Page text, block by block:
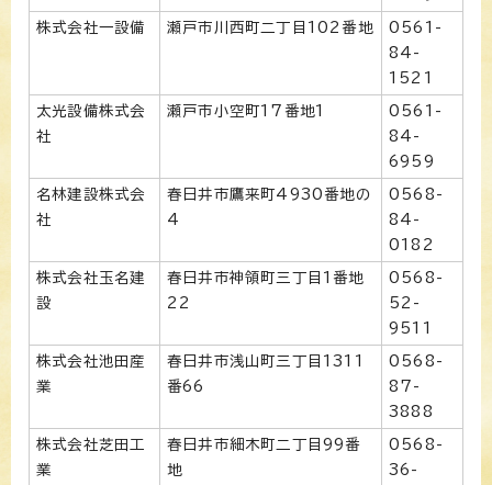
株式会社一設備 瀬戸市川西町二丁目102番地
0561-
84-
1521
太光設備株式会
社
瀬戸市小空町17番地1
0561-
84-
6959
名林建設株式会
社
春日井市鷹来町4930番地の
4
0568-
84-
0182
株式会社玉名建
設
春日井市神領町三丁目1番地
22
0568-
52-
9511
株式会社池田産
業
春日井市浅山町三丁目1311
番66
0568-
87-
3888
株式会社芝田工
業
春日井市細木町二丁目99番
地
0568-
36-